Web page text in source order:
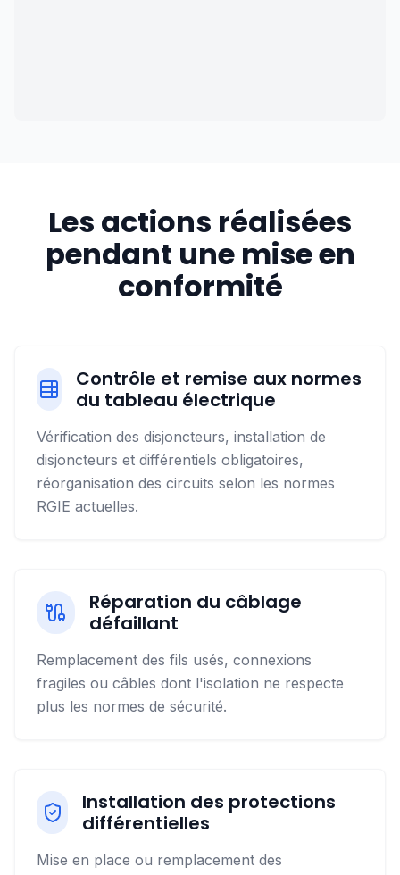
Les actions réalisées
pendant une mise en
conformité
Contrôle et remise aux normes
du tableau électrique
Vérification des disjoncteurs, installation de
disjoncteurs et différentiels obligatoires,
réorganisation des circuits selon les normes
RGIE actuelles.
Réparation du câblage
défaillant
Remplacement des fils usés, connexions
fragiles ou câbles dont l'isolation ne respecte
plus les normes de sécurité.
Installation des protections
différentielles
Mise en place ou remplacement des